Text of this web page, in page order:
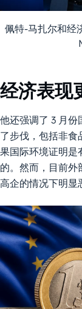
佩特-马扎尔和经
经济表现
他还强调了 3 月
了步伐，包括非食
果国际环境证明是
的。然而，目前外
高企的情况下明显